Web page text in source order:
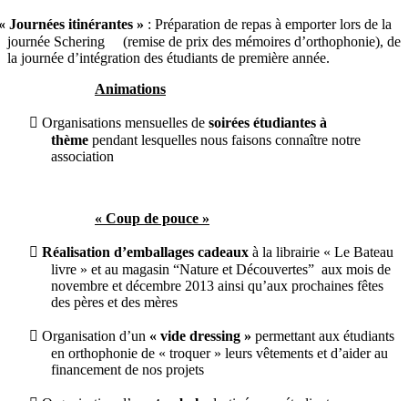
Journées itinérantes » : Préparation de repas à emporter lors de la
journée Schering (remise de prix des mémoires d’orthophonie), de
la journée d’intégration des étudiants de première année.
Animations
 Organisations mensuelles desoirées étudiantes à
thème pendant lesquelles nous faisons connaître notre
association
« Coup de pouce »
 Réalisation d’emballages cadeauxà la librairie « Le Bateau
livre » et au magasin “Nature et Découvertes” aux mois de
novembre et décembre 2013 ainsi qu’aux prochaines fêtes
des pères et des mères
 Organisation d’un « vide dressing » permettant aux étudiants
en orthophonie de « troquer » leurs vêtements et d’aider au
financement de nos projets